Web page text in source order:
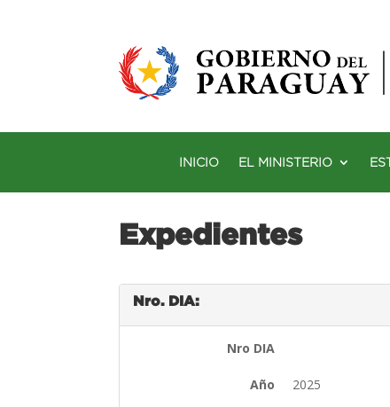
INICIO EL MINISTERIO
Expedientes
Nro. DIA:
Nro DIA
Año 2025